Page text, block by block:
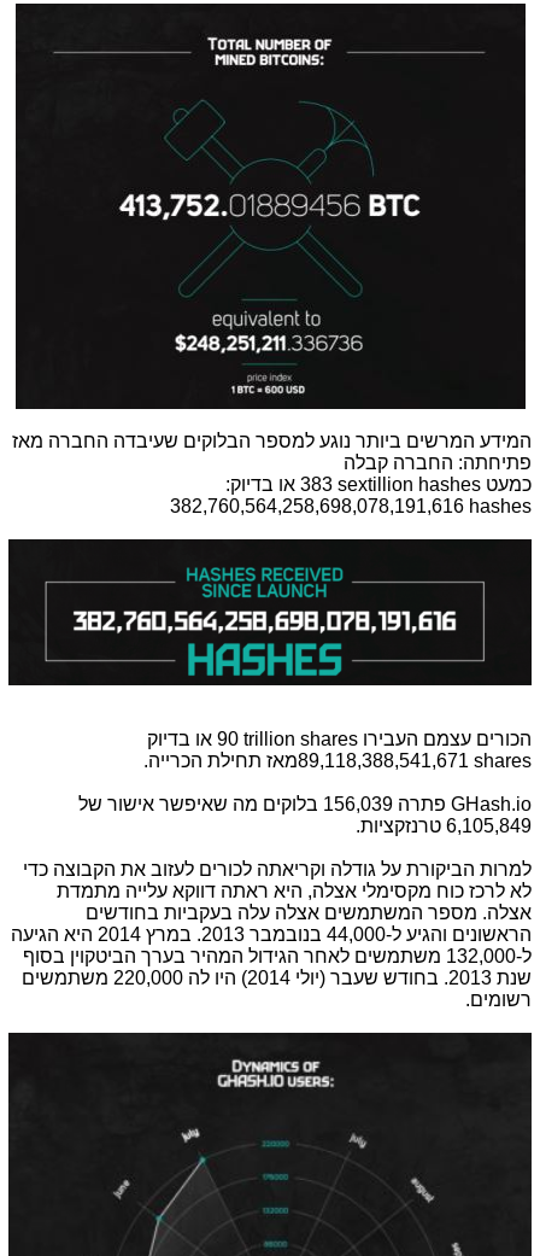
המידע המרשים ביותר נוגע למספר הבלוקים שעיבדה החברה מאז
פתיחתה: החברה קבלה
כמעט 383 sextillion hashes או בדיוק:
382,760,564,258,698,078,191,616 hashes
הכורים עצמם העבירו 90 trillion shares או בדיוק
89,118,388,541,671 sharesמאז תחילת הכרייה.
GHash.io
פתרה 156,039 בלוקים מה שאיפשר אישור של
6,105,849 טרנזקציות.
למרות הביקורת על גודלה וקריאתה לכורים לעזוב את הקבוצה כדי
לא לרכז כוח מקסימלי אצלה, היא ראתה דווקא עלייה מתמדת
אצלה. מספר המשתמשים אצלה עלה בעקביות בחודשים
הראשונים והגיע ל-44,000 בנובמבר 2013. במרץ 2014 היא הגיעה
ל-132,000 משתמשים לאחר הגידול המהיר בערך הביטקוין בסוף
שנת 2013. בחודש שעבר (יולי 2014) היו לה 220,000 משתמשים
רשומים.